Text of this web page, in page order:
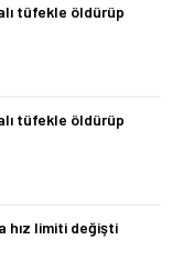
tüfekle öldürüp
tüfekle öldürüp
hız limiti değişti